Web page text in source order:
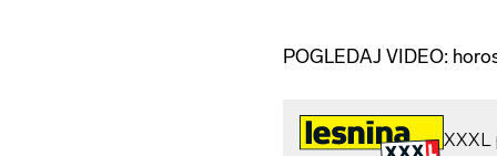
POGLEDAJ VIDEO: